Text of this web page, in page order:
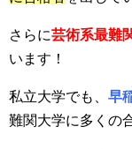
さらに芸術系最難
います！
私立大学でも、 早
難関大学に多くの